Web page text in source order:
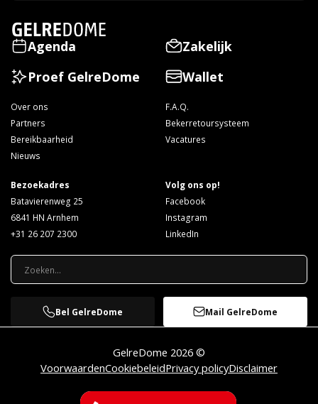
Agenda
Zakelijk
Proef GelreDome
Wallet
Bel GelreDome Mail GelreDome
Over ons
Partners
Bereikbaarheid
Nieuws
F.A.Q.
Bekerretoursysteem
Vacatures
Bezoekadres
Batavierenweg 25
6841 HN Arnhem
+31 26 207 2300
Volg ons op!
Facebook
Instagram
LinkedIn
GelreDome 2026 ©
VoorwaardenCookiebeleidPrivacy policyDisclaimer